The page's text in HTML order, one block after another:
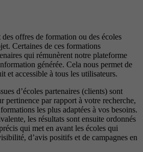
offres de formation ou des écoles
Certaines de ces formations
qui rémunèrent notre plateforme
générée. Cela nous permet de
et accessible à tous les utilisateurs.
d’écoles partenaires (clients) sont
pertinence par rapport à votre recherche,
les plus adaptées à vos besoins.
les résultats sont ensuite ordonnés
qui met en avant les écoles qui
d’avis positifs et de campagnes en